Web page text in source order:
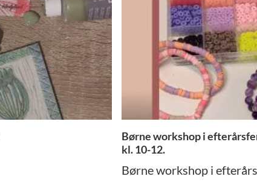
Børne workshop i
kl. 10-12.
Børne workshop i